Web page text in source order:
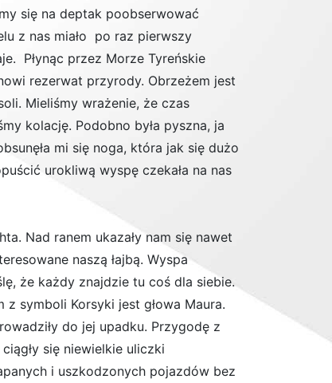
się na deptak poobserwować
z nas miało po raz pierwszy
Płynąc przez Morze Tyreńskie
rezerwat przyrody. Obrzeżem jest
Mieliśmy wrażenie, że czas
kolację. Podobno była pyszna, ja
mi się noga, która jak się dużo
urokliwą wyspę czekała na nas
Nad ranem ukazały nam się nawet
naszą łajbą. Wyspa
że każdy znajdzie tu coś dla siebie.
symboli Korsyki jest głowa Maura.
do jej upadku. Przygodę z
się niewielkie uliczki
i uszkodzonych pojazdów bez